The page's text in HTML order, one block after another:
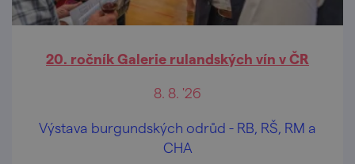
20. ročník Galerie rulandských vín v ČR
8. 8. '26
Výstava burgundských odrůd - RB, RŠ, RM a
CHA